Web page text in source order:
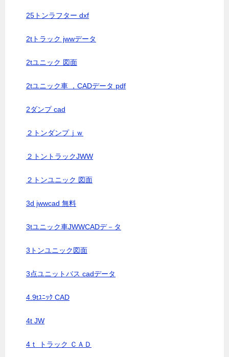
25トンラフター dxf
2tトラック jwwデータ
2tユニック 図面
2tユニック車 ，CADデータ pdf
2ダンプ cad
２トンダンプｊｗ
２トントラックJWW
２トンユニック 図面
3d jwwcad 無料
3tユニック車JWWCADデ－タ
3トンユニック図面
3点ユニットバス cadデータ
4.9tﾕﾆｯｸ CAD
4t JW
4ｔ トラック ＣＡＤ